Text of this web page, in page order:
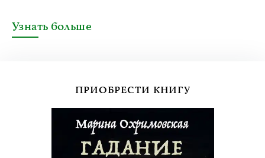
Узнать больше
ПРИОБРЕСТИ КНИГУ